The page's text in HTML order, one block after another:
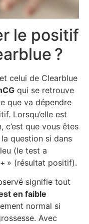
le positif
?
celui de Clearblue
qui se retrouve
que va dépendre
Lorsqu’elle est
c’est que vous êtes
question si dans
(le test a
» (résultat positif).
signifie tout
en faible
normal si
Avec